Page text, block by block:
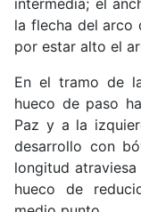
la flecha del arco
por estar alto el
En el tramo de
hueco de paso
Paz y a la
desarrollo con
longitud
hueco de